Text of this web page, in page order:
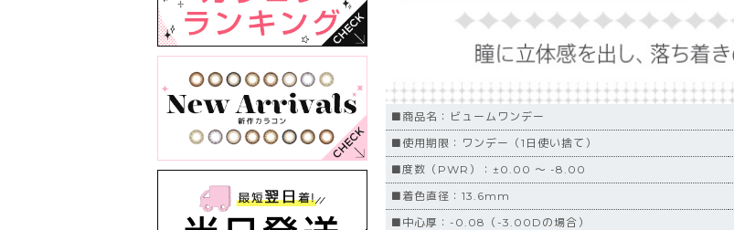
■商品名：ビュームワンデー
■使用期限：ワンデー（1日使い捨て）
■度数（PWR）：±0.00 ～ -8.00
■着色直径：13.6mm
■中心厚：-0.08（-3.00Dの場合）